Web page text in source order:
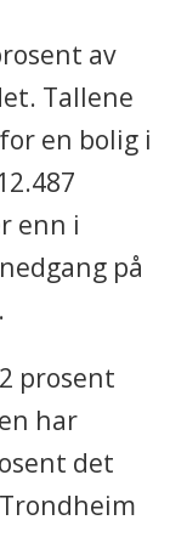
av
Tallene
en bolig i
enn i
på
prosent
har
det